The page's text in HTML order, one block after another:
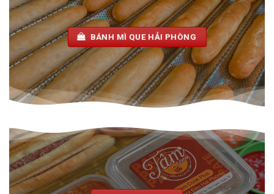
BÁNH MÌ QUE HẢI PHÒNG